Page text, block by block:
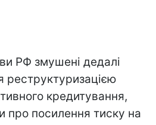
РФ змушені дедалі
реструктуризацією
кредитування,
про посилення тиску на